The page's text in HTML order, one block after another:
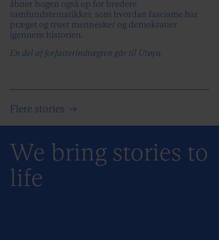
åbner bogen også op for bredere
samfundstematikker, som hvordan fascisme har
præget og truet mennesker og demokratier
igennem historien.
En del af forfatterindtægten går til Utøya.
Flere stories →
We bring stories to
life